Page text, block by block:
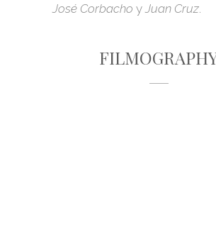
José Corbacho y Juan Cruz